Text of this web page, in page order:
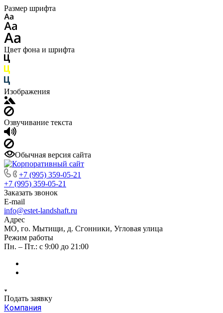
Размер шрифта
Цвет фона и шрифта
Изображения
Озвучивание текста
Обычная версия сайта
+7 (995) 359-05-21
+7 (995) 359-05-21
Заказать звонок
E-mail
info@estet-landshaft.ru
Адрес
МО, го. Мытищи, д. Сгонники, Угловая улица
Режим работы
Пн. – Пт.: с 9:00 до 21:00
Подать заявку
Компания